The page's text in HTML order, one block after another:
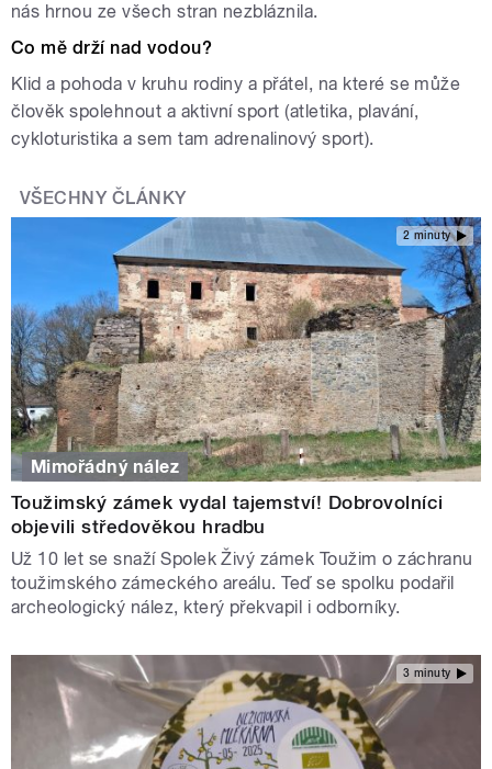
nás hrnou ze všech stran nezbláznila.
Co mě drží nad vodou?
Klid a pohoda v kruhu rodiny a přátel, na které se může
člověk spolehnout a aktivní sport (atletika, plavání,
cykloturistika a sem tam adrenalinový sport).
VŠECHNY ČLÁNKY
2 minuty
Mimořádný nález
Toužimský zámek vydal tajemství! Dobrovolníci
objevili středověkou hradbu
Už 10 let se snaží Spolek Živý zámek Toužim o záchranu
toužimského zámeckého areálu. Teď se spolku podařil
archeologický nález, který překvapil i odborníky.
3 minuty